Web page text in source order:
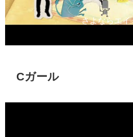
さよならエイ
Cガール